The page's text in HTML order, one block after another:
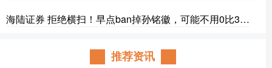
海陆证券 拒绝横扫！早点ban掉孙铭徽，可能不用0比3…
推荐资讯